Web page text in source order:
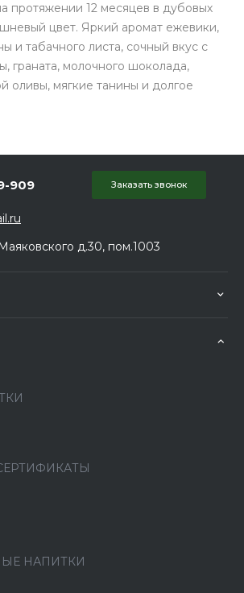
протяжении 12 месяцев в дубовых
цвет. Яркий аромат ежевики,
и табачного листа, сочный вкус с
граната, молочного шоколада,
оливы, мягкие танины и долгое
909 Заказать звонок
д.30, пом.1003
НАПИТКИ